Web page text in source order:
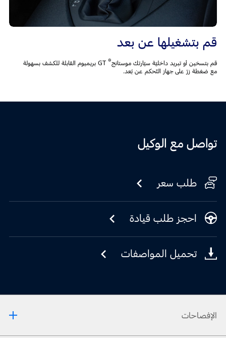
قم بتشغيلها عن بعد
قم بتسخين أو تبريد داخليّة سيّارتك موستانج®
GT بريميوم القابلة للكشف بسهولة
مع ضغطة زرّ على جهاز التّحكم عن بُعد.
تواصل مع الوكيل
طلب سعر
احجز طلب قيادة
تحميل المواصفات
الإفصاحات